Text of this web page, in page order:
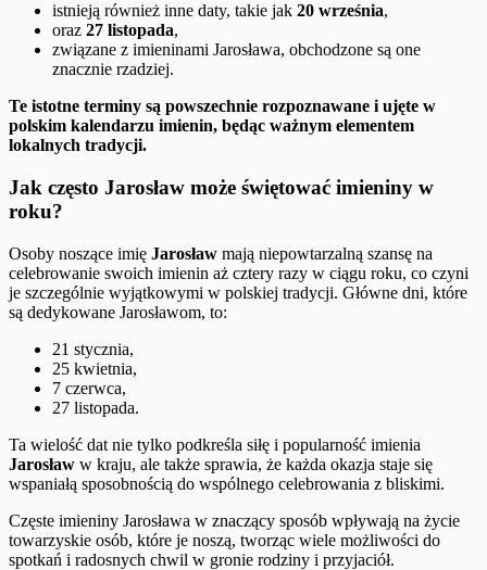
istnieją również inne daty, takie jak 20 września,
oraz 27 listopada,
związane z imieninami Jarosława, obchodzone są one
znacznie rzadziej.
Te istotne terminy są powszechnie rozpoznawane i ujęte w
polskim kalendarzu imienin, będąc ważnym elementem
lokalnych tradycji.
Jak często Jarosław może świętować imieniny w
roku?
Osoby noszące imię Jarosław mają niepowtarzalną szansę na
celebrowanie swoich imienin aż cztery razy w ciągu roku, co czyni
je szczególnie wyjątkowymi w polskiej tradycji. Główne dni, które
są dedykowane Jarosławom, to:
21 stycznia,
25 kwietnia,
7 czerwca,
27 listopada.
Ta wielość dat nie tylko podkreśla siłę i popularność imienia
Jarosław w kraju, ale także sprawia, że każda okazja staje się
wspaniałą sposobnością do wspólnego celebrowania z bliskimi.
Częste imieniny Jarosława w znaczący sposób wpływają na życie
towarzyskie osób, które je noszą, tworząc wiele możliwości do
spotkań i radosnych chwil w gronie rodziny i przyjaciół.